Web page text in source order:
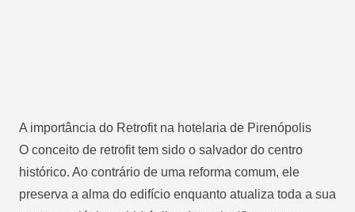
A importância do Retrofit na hotelaria de Pirenópolis
O conceito de retrofit tem sido o salvador do centro
histórico. Ao contrário de uma reforma comum, ele
preserva a alma do edifício enquanto atualiza toda a sua